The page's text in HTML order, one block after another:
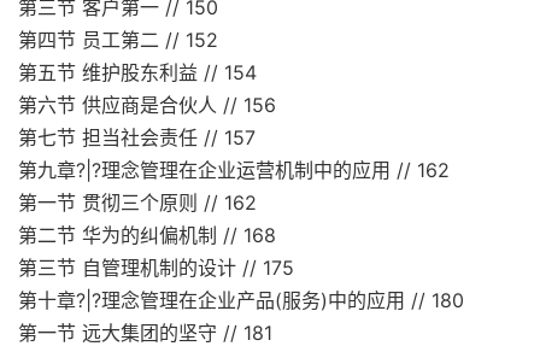
第三节 客户第一 // 150
第四节 员工第二 // 152
第五节 维护股东利益 // 154
第六节 供应商是合伙人 // 156
第七节 担当社会责任 // 157
第九章?|?理念管理在企业运营机制中的应用 // 162
第一节 贯彻三个原则 // 162
第二节 华为的纠偏机制 // 168
第三节 自管理机制的设计 // 175
第十章?|?理念管理在企业产品(服务)中的应用 // 180
第一节 远大集团的坚守 // 181